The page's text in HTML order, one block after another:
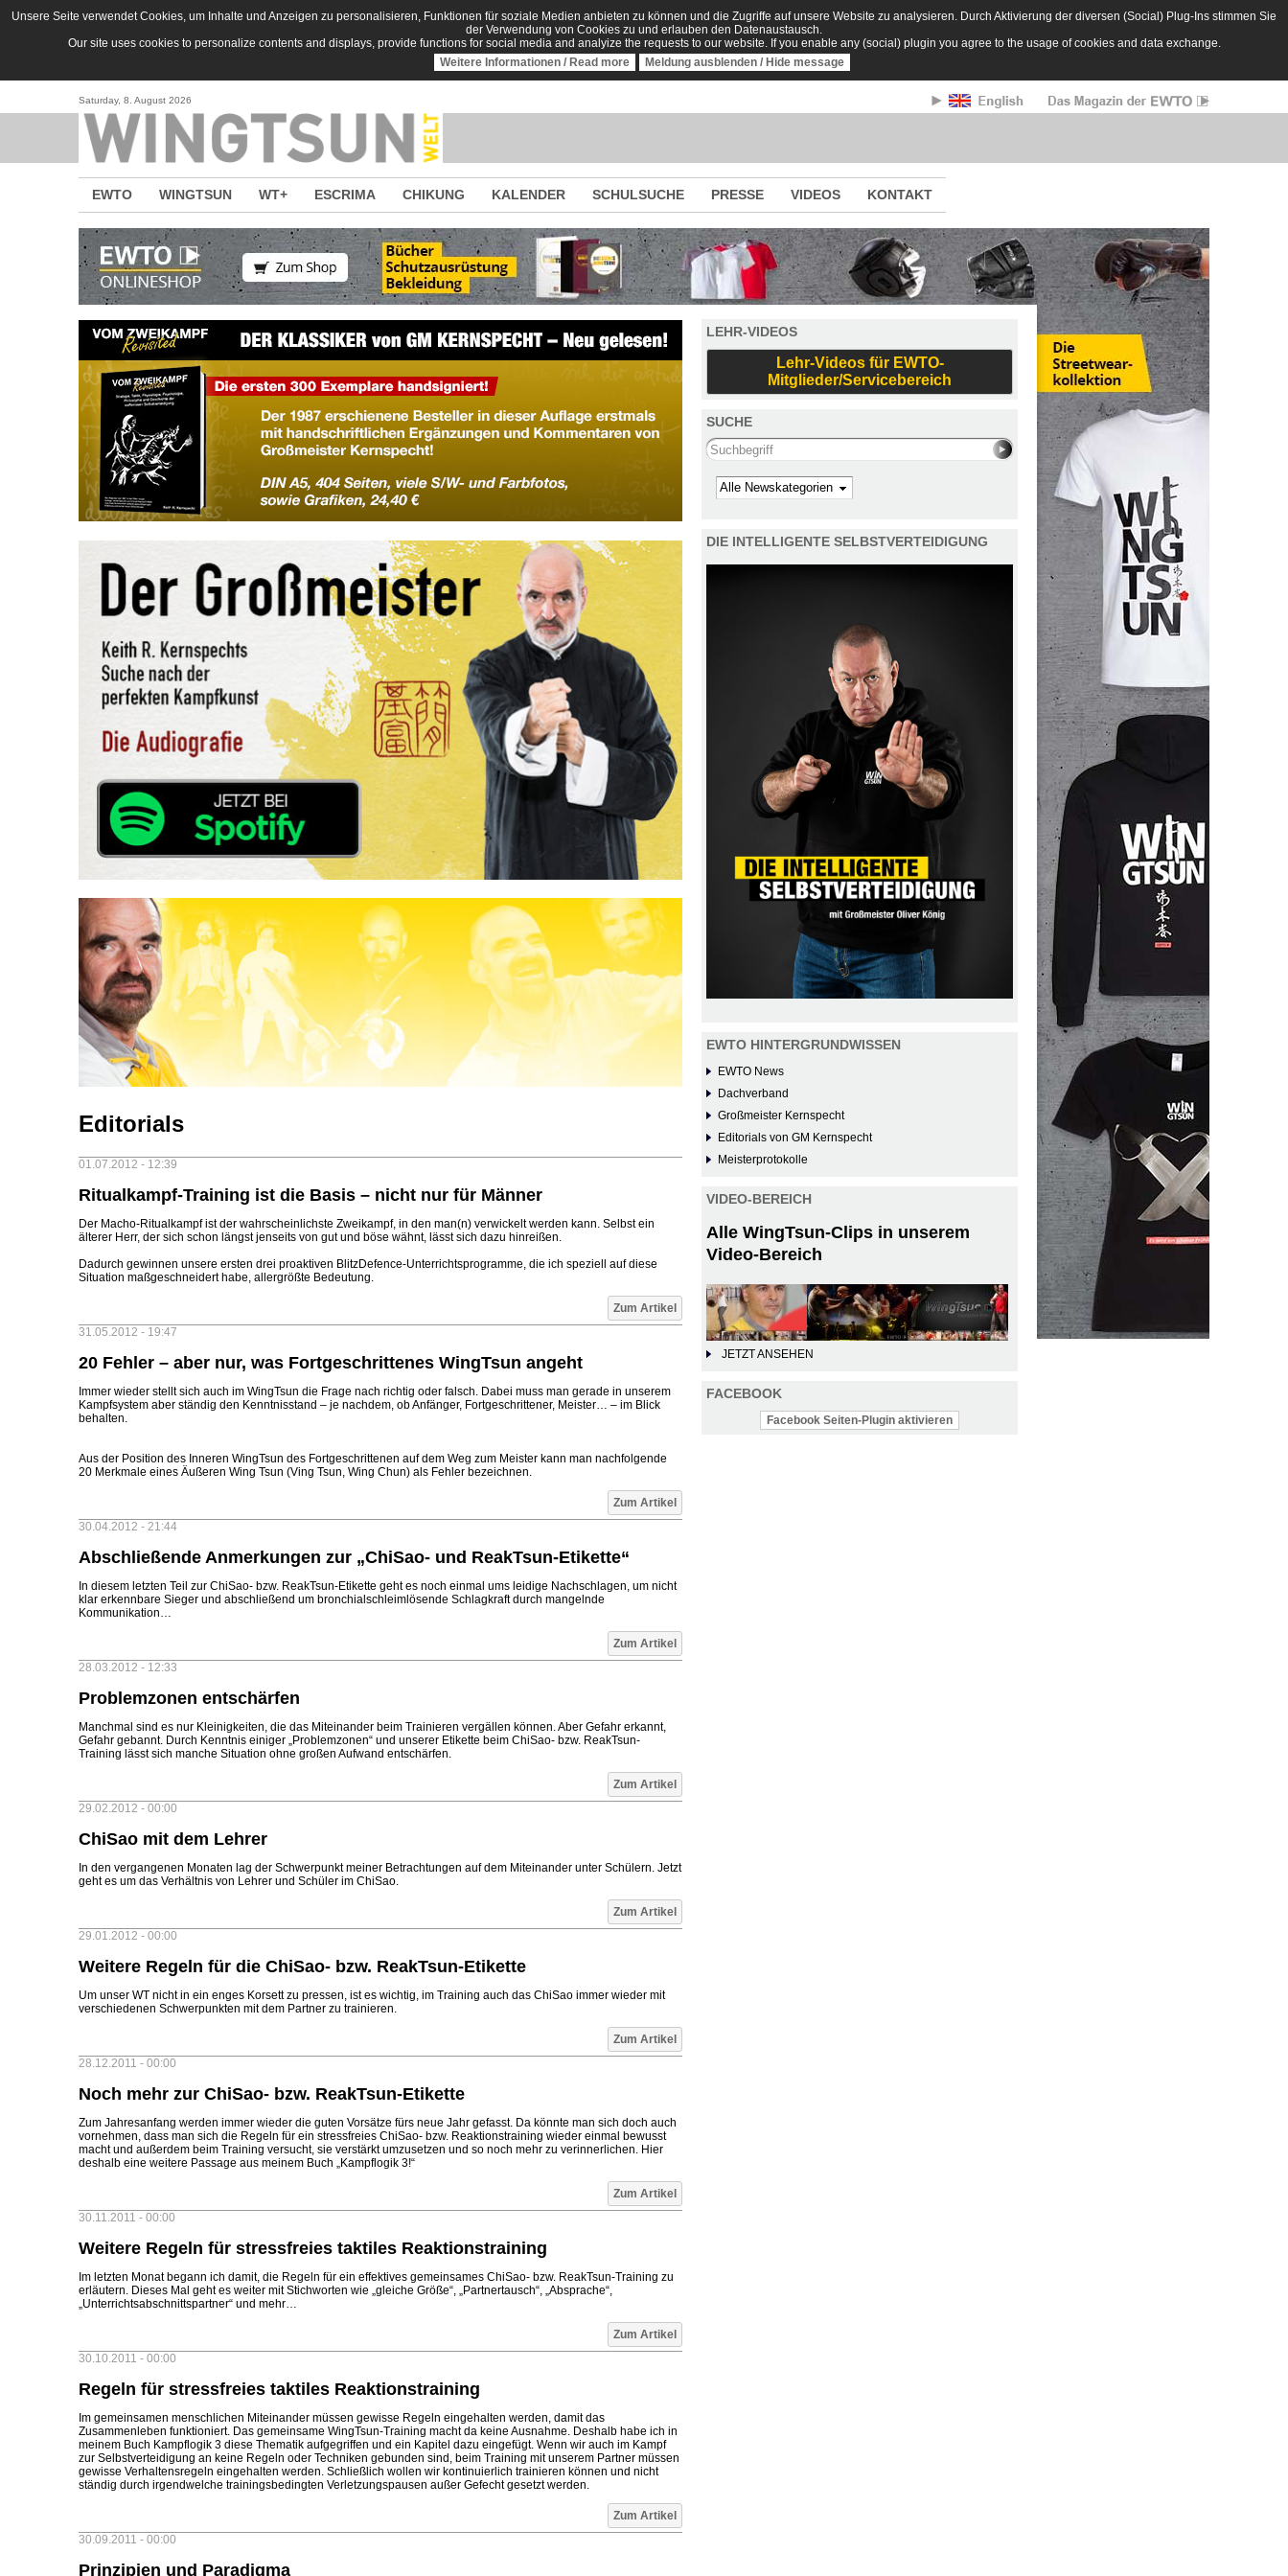
Direkt zum Inhalt
Unsere Seite verwendet Cookies, um Inhalte und Anzeigen zu personalisieren, Funktionen für soziale Medien anbieten zu können und die Zugriffe auf unsere Website zu analysieren. Durch Aktivierung der diversen (Social) Plug-Ins stimmen Sie
der Verwendung von Cookies zu und erlauben den Datenaustausch.
Our site uses cookies to personalize contents and displays, provide functions for social media and analyize the requests to our website. If you enable any (social) plugin you agree to the usage of cookies and data exchange.
Weitere Informationen / Read more
Meldung ausblenden / Hide message
Saturday, 8. August 2026
EWTO WINGTSUN WT+ ESCRIMA CHIKUNG KALENDER SCHULSUCHE PRESSE VIDEOS KONTAKT
Editorials
01.07.2012 - 12:39
Ritualkampf-Training ist die Basis – nicht nur für Männer
Der Macho-Ritualkampf ist der wahrscheinlichste Zweikampf, in den man(n) verwickelt werden kann. Selbst ein
älterer Herr, der sich schon längst jenseits von gut und böse wähnt, lässt sich dazu hinreißen.
Dadurch gewinnen unsere ersten drei proaktiven BlitzDefence-Unterrichtsprogramme, die ich speziell auf diese
Situation maßgeschneidert habe, allergrößte Bedeutung.
Zum Artikel
31.05.2012 - 19:47
20 Fehler – aber nur, was Fortgeschrittenes WingTsun angeht
Immer wieder stellt sich auch im WingTsun die Frage nach richtig oder falsch. Dabei muss man gerade in unserem
Kampfsystem aber ständig den Kenntnisstand – je nachdem, ob Anfänger, Fortgeschrittener, Meister… – im Blick
behalten.
Aus der Position des Inneren WingTsun des Fortgeschrittenen auf dem Weg zum Meister kann man nachfolgende
20 Merkmale eines Äußeren Wing Tsun (Ving Tsun, Wing Chun) als Fehler bezeichnen.
Zum Artikel
30.04.2012 - 21:44
Abschließende Anmerkungen zur „ChiSao- und ReakTsun-Etikette“
In diesem letzten Teil zur ChiSao- bzw. ReakTsun-Etikette geht es noch einmal ums leidige Nachschlagen, um nicht
klar erkennbare Sieger und abschließend um bronchialschleimlösende Schlagkraft durch mangelnde
Kommunikation…
Zum Artikel
28.03.2012 - 12:33
Problemzonen entschärfen
Manchmal sind es nur Kleinigkeiten, die das Miteinander beim Trainieren vergällen können. Aber Gefahr erkannt,
Gefahr gebannt. Durch Kenntnis einiger „Problemzonen“ und unserer Etikette beim ChiSao- bzw. ReakTsun-
Training lässt sich manche Situation ohne großen Aufwand entschärfen.
Zum Artikel
29.02.2012 - 00:00
ChiSao mit dem Lehrer
In den vergangenen Monaten lag der Schwerpunkt meiner Betrachtungen auf dem Miteinander unter Schülern. Jetzt
geht es um das Verhältnis von Lehrer und Schüler im ChiSao.
Zum Artikel
29.01.2012 - 00:00
Weitere Regeln für die ChiSao- bzw. ReakTsun-Etikette
Um unser WT nicht in ein enges Korsett zu pressen, ist es wichtig, im Training auch das ChiSao immer wieder mit
verschiedenen Schwerpunkten mit dem Partner zu trainieren.
Zum Artikel
28.12.2011 - 00:00
Noch mehr zur ChiSao- bzw. ReakTsun-Etikette
Zum Jahresanfang werden immer wieder die guten Vorsätze fürs neue Jahr gefasst. Da könnte man sich doch auch
vornehmen, dass man sich die Regeln für ein stressfreies ChiSao- bzw. Reaktionstraining wieder einmal bewusst
macht und außerdem beim Training versucht, sie verstärkt umzusetzen und so noch mehr zu verinnerlichen. Hier
deshalb eine weitere Passage aus meinem Buch „Kampflogik 3!“
Zum Artikel
30.11.2011 - 00:00
Weitere Regeln für stressfreies taktiles Reaktionstraining
Im letzten Monat begann ich damit, die Regeln für ein effektives gemeinsames ChiSao- bzw. ReakTsun-Training zu
erläutern. Dieses Mal geht es weiter mit Stichworten wie „gleiche Größe“, „Partnertausch“, „Absprache“,
„Unterrichtsabschnittspartner“ und mehr…
Zum Artikel
30.10.2011 - 00:00
Regeln für stressfreies taktiles Reaktionstraining
Im gemeinsamen menschlichen Miteinander müssen gewisse Regeln eingehalten werden, damit das
Zusammenleben funktioniert. Das gemeinsame WingTsun-Training macht da keine Ausnahme. Deshalb habe ich in
meinem Buch Kampflogik 3 diese Thematik aufgegriffen und ein Kapitel dazu eingefügt. Wenn wir auch im Kampf
zur Selbstverteidigung an keine Regeln oder Techniken gebunden sind, beim Training mit unserem Partner müssen
gewisse Verhaltensregeln eingehalten werden. Schließlich wollen wir kontinuierlich trainieren können und nicht
ständig durch irgendwelche trainingsbedingten Verletzungspausen außer Gefecht gesetzt werden.
Zum Artikel
30.09.2011 - 00:00
Prinzipien und Paradigma
LEHR-VIDEOS
Lehr-Videos für EWTO-
Mitglieder/Servicebereich
SUCHE
Search this site
Kategorie
DIE INTELLIGENTE SELBSTVERTEIDIGUNG
EWTO HINTERGRUNDWISSEN
EWTO News
Dachverband
Großmeister Kernspecht
Editorials von GM Kernspecht
Meisterprotokolle
VIDEO-BEREICH
Alle WingTsun-Clips in unserem
Video-Bereich
JETZT ANSEHEN
FACEBOOK
Facebook Seiten-Plugin aktivieren